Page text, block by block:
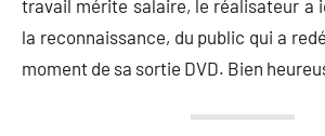
travail mérite salaire, le réalisateur a
la reconnaissance, du public qui a
moment de sa sortie DVD. Bien